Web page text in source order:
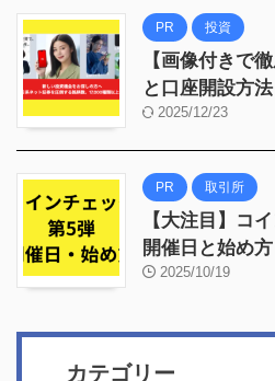
PR 投資
【画像付きで
と口座開設方法
2025/12/23
PR 取引所
【大注目】コ
開催日と始め方
2025/10/19
カテゴリー